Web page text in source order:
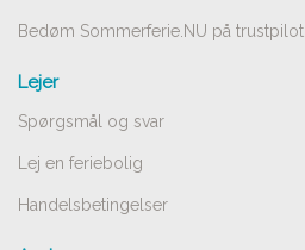
Bedøm Sommerferie.NU på trustpilot
Lejer
Spørgsmål og svar
Lej en feriebolig
Handelsbetingelser